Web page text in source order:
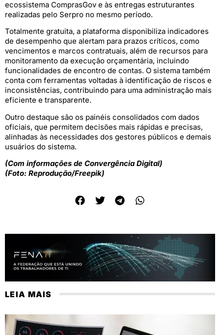
ecossistema ComprasGov e às entregas estruturantes
realizadas pelo Serpro no mesmo período.
Totalmente gratuita, a plataforma disponibiliza indicadores
de desempenho que alertam para prazos críticos, como
vencimentos e marcos contratuais, além de recursos para
monitoramento da execução orçamentária, incluindo
funcionalidades de encontro de contas. O sistema também
conta com ferramentas voltadas à identificação de riscos e
inconsistências, contribuindo para uma administração mais
eficiente e transparente.
Outro destaque são os painéis consolidados com dados
oficiais, que permitem decisões mais rápidas e precisas,
alinhadas às necessidades dos gestores públicos e demais
usuários do sistema.
(Com informações de Convergência Digital)
(Foto: Reprodução/Freepik)
LEIA MAIS